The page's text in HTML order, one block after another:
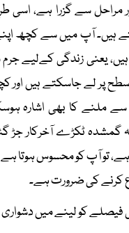
مراحل سے گزرا ہے، اسی
ہیں۔ آپ میں سے کچھ
یعنی زندگی کےلیے
پر لے جاسکتے ہیں اور
ملنے کا بھی اشارہ
گمشدہ ٹکڑے آخرکار جڑ
تو آپ کو محسوس ہوتا ہے
کرنے کی ضرورت ہے۔
کو لینے میں